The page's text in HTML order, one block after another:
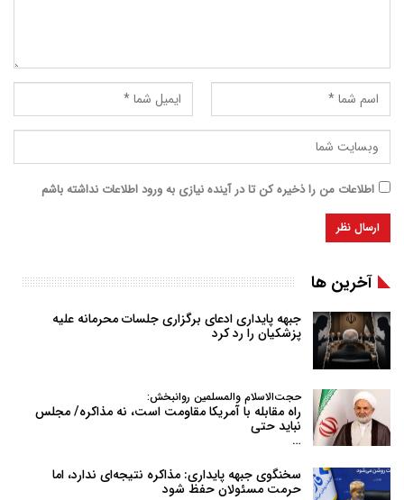
اطلاعات من را ذخیره کن تا در آینده نیازی به ورود اطلاعات نداشته باشم
آخرین ها
جبهه پایداری ادعای برگزاری جلسات محرمانه علیه
پزشکیان را رد کرد
حجت‌الاسلام والمسلمین روانبخش:
راه مقابله با آمریکا مقاومت است، نه مذاکره/ مجلس
نباید حتی
…
سخنگوی جبهه پایداری: مذاکره نتیجه‌ای ندارد، اما
حرمت مسئولان حفظ شود